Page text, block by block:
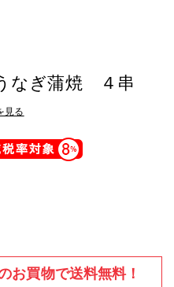
なぎ蒲焼 ４串
見る
お買物で送料無料！